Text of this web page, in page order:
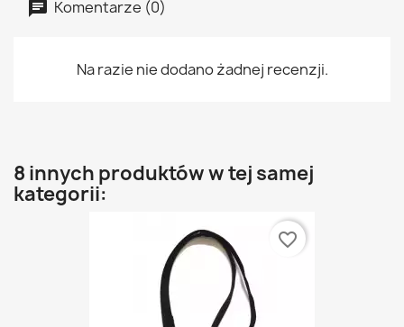
Komentarze (0)
Na razie nie dodano żadnej recenzji.
8 innych produktów w tej samej
kategorii:
favorite_border